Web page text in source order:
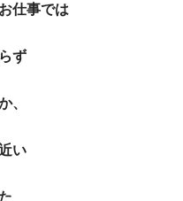
仕事では
ず
、
い